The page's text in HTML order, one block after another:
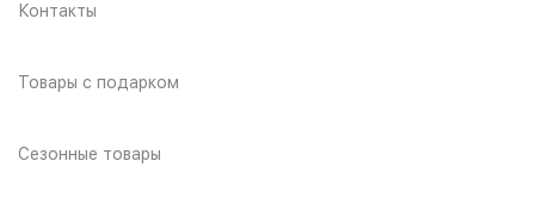
Контакты
Товары с подарком
Сезонные товары